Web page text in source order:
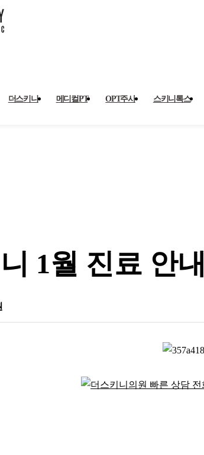
료 안내 > 공지사항
더스키니 메디컬PT OPT주사 스키니톡스
1월 진료 안내